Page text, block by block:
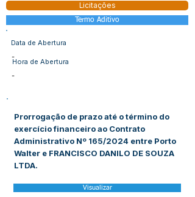
Licitações
Termo Aditivo
Data de Abertura
-
Hora de Abertura
-
Prorrogação de prazo até o término do
exercício financeiro ao Contrato
Administrativo Nº 165/2024 entre Porto
Walter e FRANCISCO DANILO DE SOUZA
LTDA.
Visualizar